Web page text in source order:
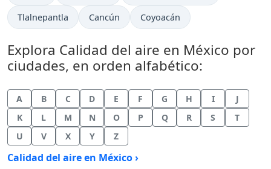
Tlalnepantla Cancún Coyoacán
Explora Calidad del aire en México por
ciudades, en orden alfabético:
A B C D E F G H I
J
K
L M N O P Q R S
T
U
V X Y Z
Calidad del aire en México ›